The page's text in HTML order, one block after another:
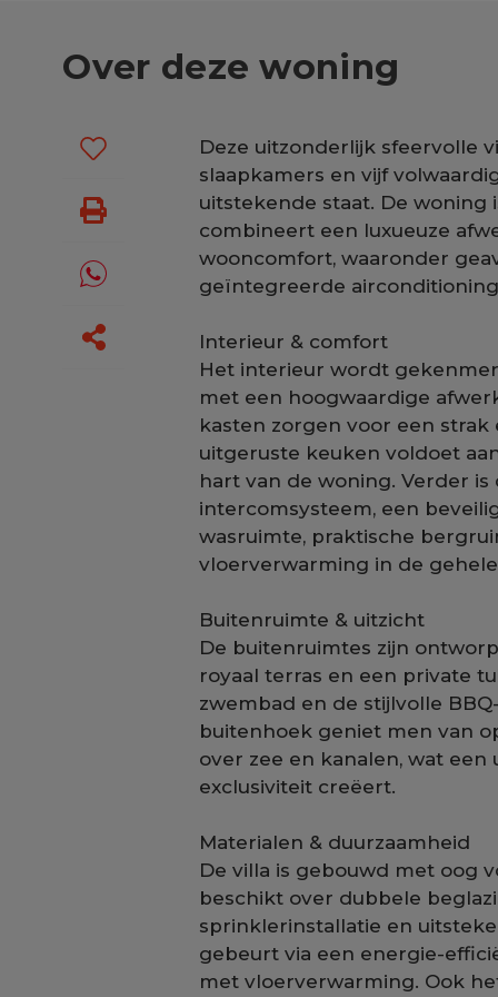
Over deze woning
Deze uitzonderlijk sfeervolle
slaapkamers en vijf
uitstekende staat. De woning
combineert een luxueuze
wooncomfort, waaronder
geïntegreerde
Interieur & comfort
Het interieur wordt
met een hoogwaardige
kasten zorgen voor een
uitgeruste keuken voldoet
hart van de woning. Verder is
intercomsysteem, een
wasruimte, praktische
vloerverwarming in de
Buitenruimte & uitzicht
De buitenruimtes zijn
royaal terras en een private
zwembad en de stijlvolle
buitenhoek geniet men van
over zee en kanalen, wat
exclusiviteit creëert.
Materialen & duurzaamheid
De villa is gebouwd met oog
beschikt over dubbele
sprinklerinstallatie en
gebeurt via een energie-
met vloerverwarming. Ook